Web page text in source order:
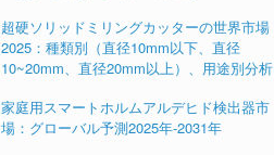
超硬ソリッドミリングカッターの世界市場
2025：種類別（直径10mm以下、直径
10~20mm、直径20mm以上）、用途別分析
家庭用スマートホルムアルデヒド検出器市
場：グローバル予測2025年-2031年